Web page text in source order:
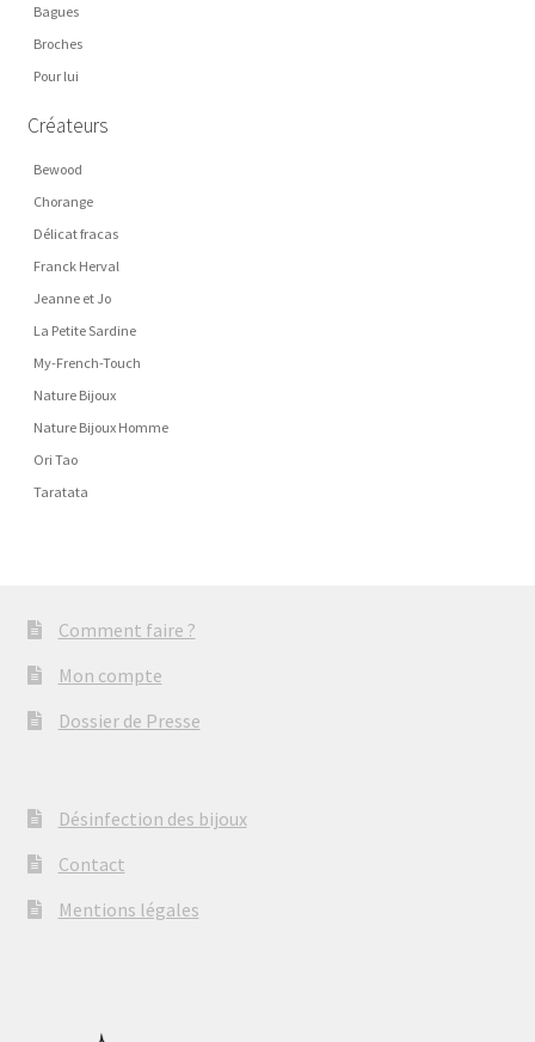
Bagues
Broches
Pour lui
Créateurs
Bewood
Chorange
Délicat fracas
Franck Herval
Jeanne et Jo
La Petite Sardine
My-French-Touch
Nature Bijoux
Nature Bijoux Homme
Ori Tao
Taratata
Comment faire ?
Mon compte
Dossier de Presse
Désinfection des bijoux
Contact
Mentions légales